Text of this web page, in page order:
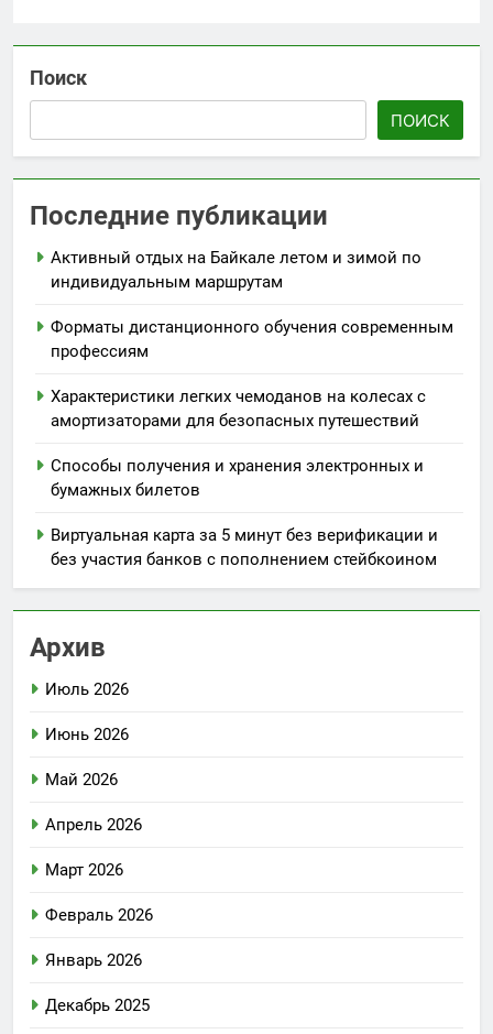
Поиск
ПОИСК
Последние публикации
Активный отдых на Байкале летом и зимой по
индивидуальным маршрутам
Форматы дистанционного обучения современным
профессиям
Характеристики легких чемоданов на колесах с
амортизаторами для безопасных путешествий
Способы получения и хранения электронных и
бумажных билетов
Виртуальная карта за 5 минут без верификации и
без участия банков с пополнением стейбкоином
Архив
Июль 2026
Июнь 2026
Май 2026
Апрель 2026
Март 2026
Февраль 2026
Январь 2026
Декабрь 2025